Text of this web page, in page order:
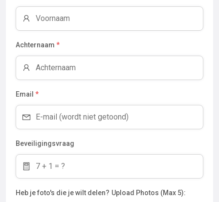
Achternaam *
Email *
Beveiligingsvraag
Heb je foto's die je wilt delen? Upload Photos (Max 5):